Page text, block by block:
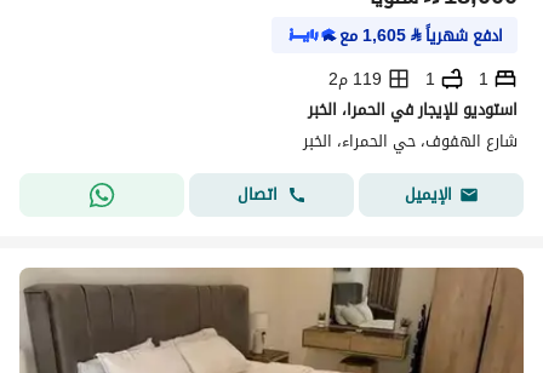
ادفع شهرياً⃁
1,605مع
1
1
119 م2
استوديو للإيجار في الحمرا، الخبر
شارع الهفوف، حي الحمراء، الخبر
الإيميل
اتصال